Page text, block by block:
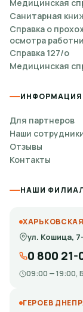
Медицинская
Санитарная
Справка о
осмотра
Справка 127/о
Медицинская
ИНФОРМАЦИЯ
Для партнеров
Наши
Отзывы
Контакты
НАШИ
ХАРЬКОВСКАЯ
ул. Кошица,
0 800 21-
09:00 — 19:00,
ГЕРОЕВ